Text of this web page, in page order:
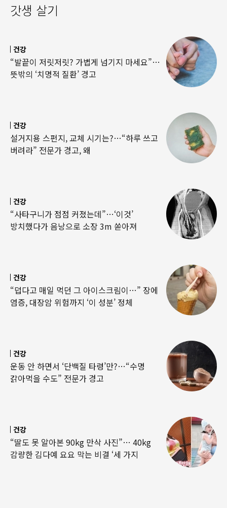
갓생 살기
건강
“발끝이 저릿저릿? 가볍게 넘기지 마세요”…
뜻밖의 ‘치명적 질환’ 경고
건강
설거지용 스펀지, 교체 시기는?…“하루 쓰고
버려라” 전문가 경고, 왜
건강
“사타구니가 점점 커졌는데”…‘이것’
방치했다가 음낭으로 소장 3m 쏟아져
건강
“덥다고 매일 먹던 그 아이스크림이…” 장에
염증, 대장암 위험까지 ‘이 성분’ 정체
건강
운동 안 하면서 ‘단백질 타령’만?…“수명
갉아먹을 수도” 전문가 경고
건강
“딸도 못 알아본 90kg 만삭 사진”… 40kg
감량한 김다예 요요 막는 비결 ‘세 가지